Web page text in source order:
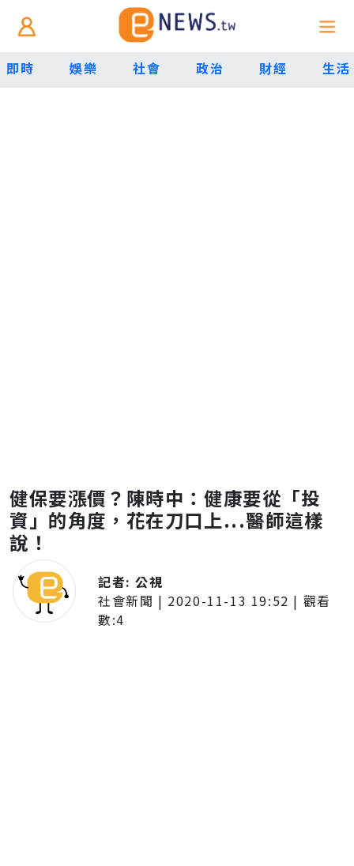
即時 娛樂 社會 政治 財經 生活
健保要漲價？陳時中：健康要從「投
資」的角度，花在刀口上...醫師這樣
說！
記者:公視
社會新聞 | 2020-11-13 19:52 | 觀看
數:4